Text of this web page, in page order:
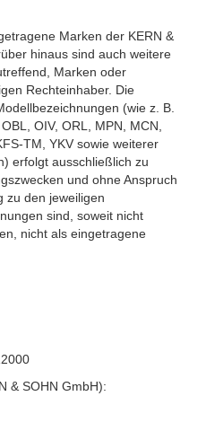
Marken der KERN &
hinaus sind auch weitere
Marken oder
Rechteinhaber. Die
(wie z. B.
OIV, ORL, MPN, MCN,
TM, YKV sowie weiterer
erfolgt ausschließlich zu
und ohne Anspruch
zu den jeweiligen
sind, soweit nicht
nicht als eingetragene
& SOHN GmbH):